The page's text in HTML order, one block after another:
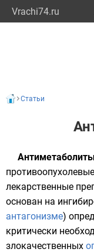
Vrachi74.ru
Статьи
противоопухолевые
лекарственные
основан на
антагонизме)
критически
злокачественных